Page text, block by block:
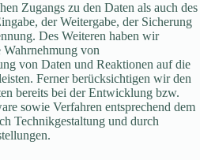
Zugangs zu den Daten als auch des
der Weitergabe, der Sicherung
Des Weiteren haben wir
Wahrnehmung von
von Daten und Reaktionen auf die
Ferner berücksichtigen wir den
bereits bei der Entwicklung bzw.
sowie Verfahren entsprechend dem
Technikgestaltung und durch